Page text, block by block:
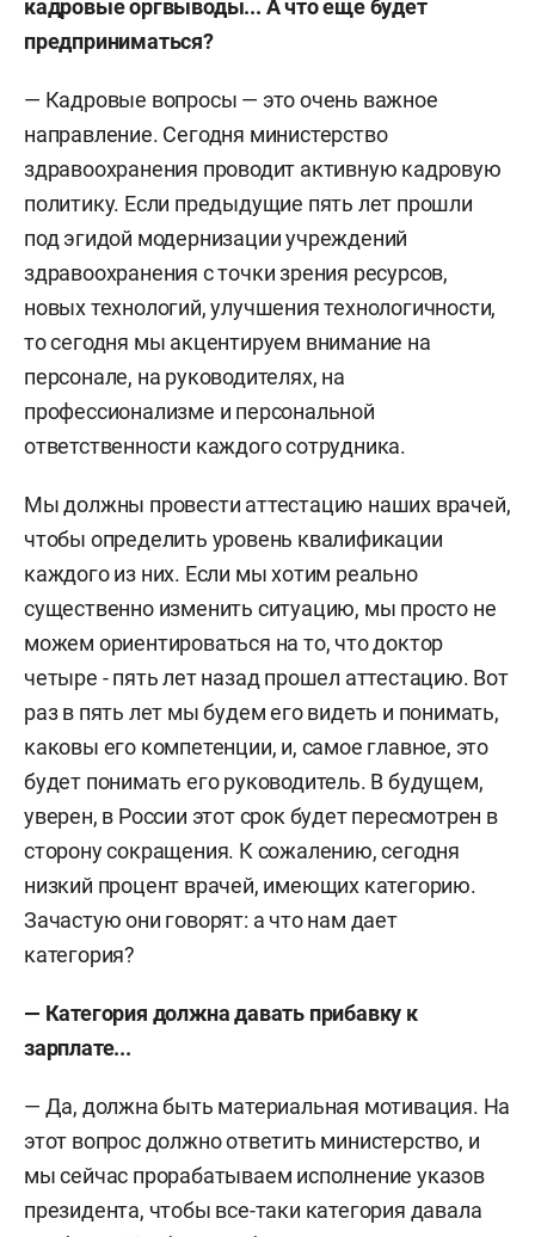
кадровые оргвыводы... А что еще будет
предприниматься?
— Кадровые вопросы — это очень важное
направление. Сегодня министерство
здравоохранения проводит активную кадровую
политику. Если предыдущие пять лет прошли
под эгидой модернизации учреждений
здравоохранения с точки зрения ресурсов,
новых технологий, улучшения технологичности,
то сегодня мы акцентируем внимание на
персонале, на руководителях, на
профессионализме и персональной
ответственности каждого сотрудника.
Мы должны провести аттестацию наших врачей,
чтобы определить уровень квалификации
каждого из них. Если мы хотим реально
существенно изменить ситуацию, мы просто не
можем ориентироваться на то, что доктор
четыре - пять лет назад прошел аттестацию. Вот
раз в пять лет мы будем его видеть и понимать,
каковы его компетенции, и, самое главное, это
будет понимать его руководитель. В будущем,
уверен, в России этот срок будет пересмотрен в
сторону сокращения. К сожалению, сегодня
низкий процент врачей, имеющих категорию.
Зачастую они говорят: а что нам дает
категория?
— Категория должна давать прибавку к
зарплате...
— Да, должна быть материальная мотивация. На
этот вопрос должно ответить министерство, и
мы сейчас прорабатываем исполнение указов
президента, чтобы все-таки категория давала